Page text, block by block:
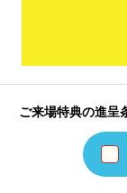
ご来場特典の進呈